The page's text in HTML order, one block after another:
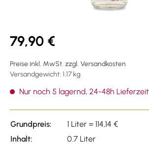
79,90 €
Preise inkl. MwSt. zzgl. Versandkosten
Versandgewicht: 1.17 kg
Nur noch 5 lagernd, 24-48h Lieferzeit
Grundpreis:
1 Liter = 114,14 €
Inhalt:
0.7 Liter